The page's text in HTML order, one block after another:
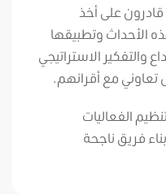
على أخذ
الأحداث وتطبيقها
والتفكير الاستراتيجي
مع أقرانهم.
الفعاليات
فريق ناجحة